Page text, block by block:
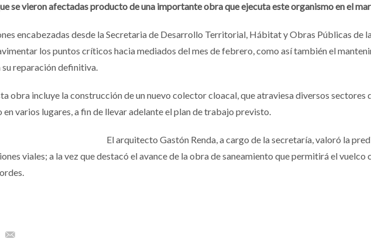
se vieron afectadas producto de una importante obra que ejecuta este organismo en el
encabezadas desde la Secretaria de Desarrollo Territorial, Hábitat y Obras Públicas de
los puntos críticos hacia mediados del mes de febrero, como así también el
reparación definitiva.
obra incluye la construcción de un nuevo colector cloacal, que atraviesa diversos sectores
varios lugares, a fin de llevar adelante el plan de trabajo previsto.
El arquitecto Gastón Renda, a cargo de la secretaría, valoró la
viales; a la vez que destacó el avance de la obra de saneamiento que permitirá el vuelco